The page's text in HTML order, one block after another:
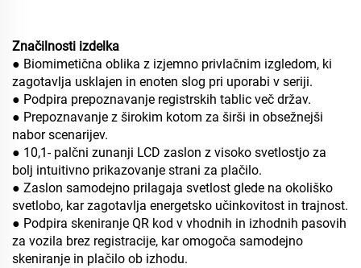
Značilnosti izdelka
● Biomimetična oblika z izjemno privlačnim izgledom, ki
zagotavlja usklajen in enoten slog pri uporabi v seriji.
● Podpira prepoznavanje registrskih tablic več držav.
● Prepoznavanje z širokim kotom za širši in obsežnejši
nabor scenarijev.
● 10,1- palčni zunanji LCD zaslon z visoko svetlostjo za
bolj intuitivno prikazovanje strani za plačilo.
● Zaslon samodejno prilagaja svetlost glede na okoliško
svetlobo, kar zagotavlja energetsko učinkovitost in trajnost.
● Podpira skeniranje QR kod v vhodnih in izhodnih pasovih
za vozila brez registracije, kar omogoča samodejno
skeniranje in plačilo ob izhodu.